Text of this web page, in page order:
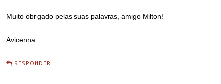
Muito obrigado pelas suas palavras, amigo Milton!
Avicenna
RESPONDER